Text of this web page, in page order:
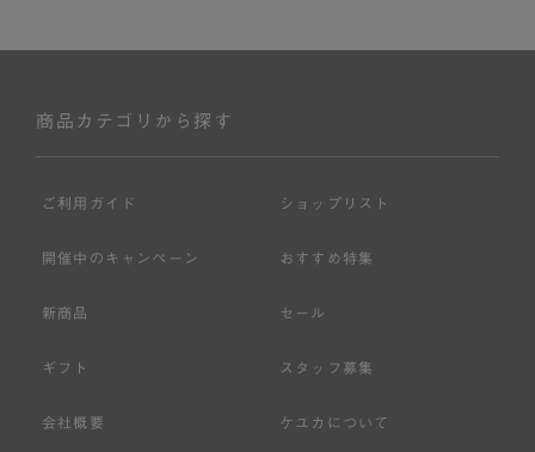
商品カテゴリから探す
ご利用ガイド ショップリスト
開催中のキャンペーン おすすめ特集
新商品 セール
ギフト スタッフ募集
会社概要 ケユカについて